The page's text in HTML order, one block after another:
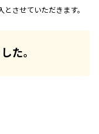
させていただきます。
た。